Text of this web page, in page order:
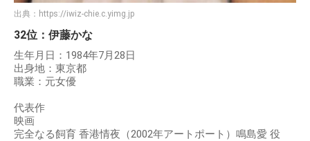
出典： https://iwiz-chie.c.yimg.jp
32位：伊藤かな
生年月日：1984年7月28日
出身地：東京都
職業：元女優
代表作
映画
完全なる飼育 香港情夜（2002年アートポート）鳴島愛 役